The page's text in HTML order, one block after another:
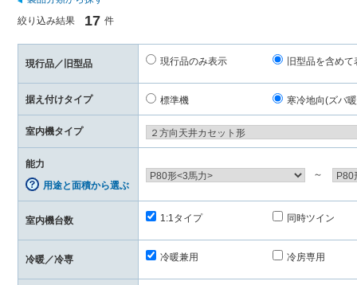
絞り込み結果
17 件
現行品／旧型品 現行品のみ表示 旧型品を含めて
据え付けタイプ 標準機 寒冷地向(ズバ
室内機タイプ
能力
用途と面積から選ぶ
～
室内機台数 1:1タイプ 同時ツイン
冷暖／冷専 冷暖兼用 冷房専用